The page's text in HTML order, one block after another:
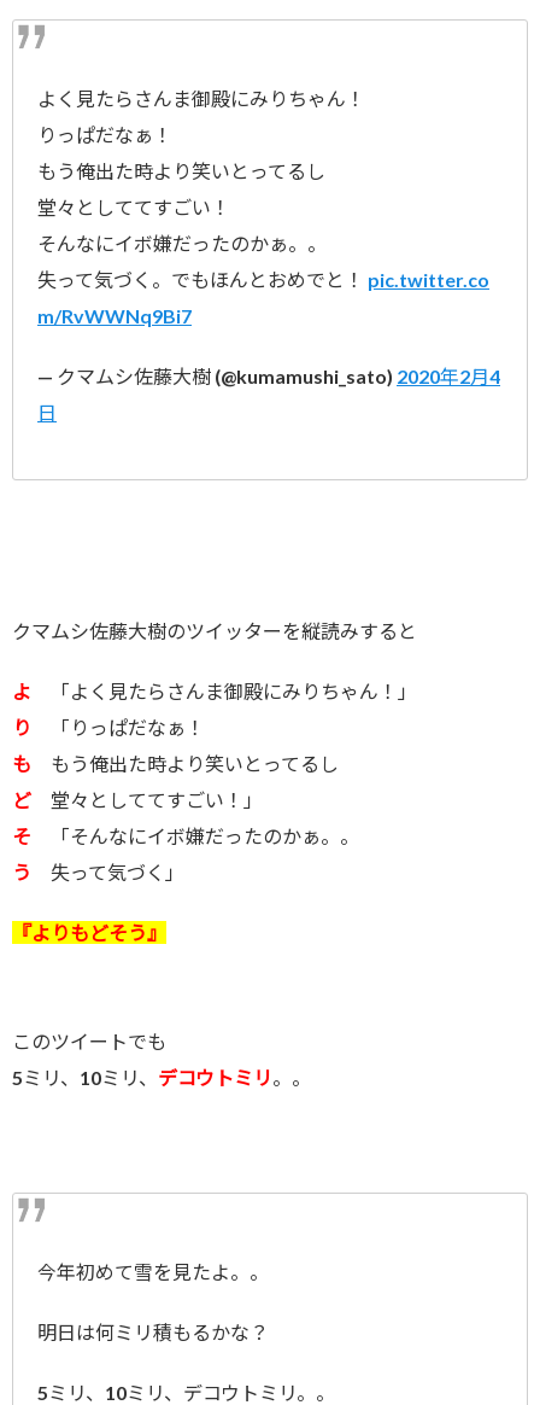
よく見たらさんま御殿にみりちゃん！
りっぱだなぁ！
もう俺出た時より笑いとってるし
堂々としててすごい！
そんなにイボ嫌だったのかぁ。。
失って気づく。でもほんとおめでと！ pic.twitter.co
m/RvWWNq9Bi7
— クマムシ佐藤大樹 (@kumamushi_sato) 2020年2月4
日
クマムシ佐藤大樹のツイッターを縦読みすると
よ 「よく見たらさんま御殿にみりちゃん！」
り
「りっぱだなぁ！
も もう俺出た時より笑いとってるし
ど 堂々としててすごい！」
そ 「そんなにイボ嫌だったのかぁ。。
う
失って気づく」
『よりもどそう』
このツイートでも
5ミリ、10ミリ、 デコウトミリ。。
今年初めて雪を見たよ。。
明日は何ミリ積もるかな？
5ミリ、10ミリ、デコウトミリ。。